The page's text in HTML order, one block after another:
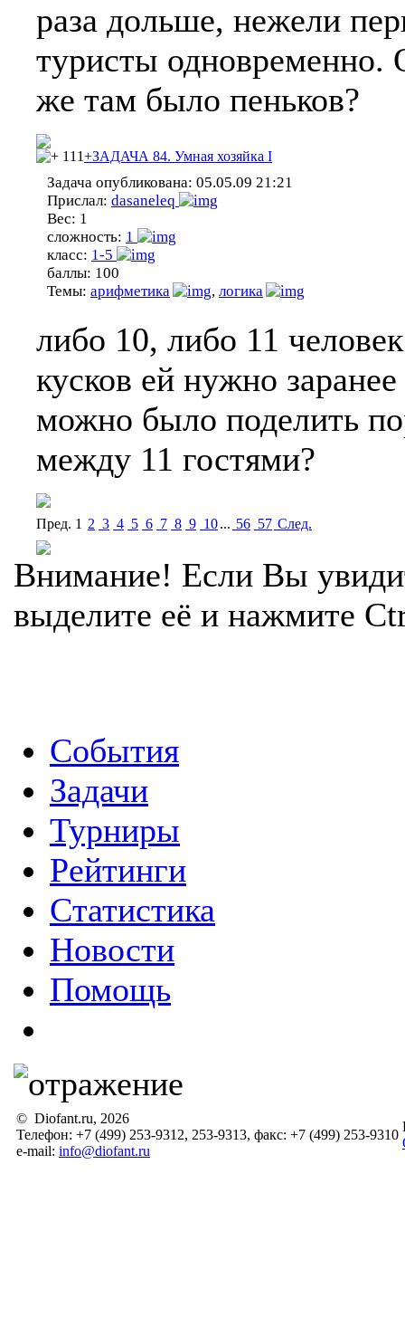
раза дольше, нежели
туристы одновременно.
же там было пеньков?
111+ЗАДАЧА 84. Умная хозяйка I
Задача опубликована: 05.05.09 21:21
Прислал: dasaneleq
Вес: 1
сложность: 1
класс: 1-5
баллы: 100
Темы: арифметика , логика
либо 10, либо 11
кусков ей нужно
можно было поделить
между 11 гостями?
Пред. 1 2 3 4 5 6 7 8 9 10... 56 57 Cлед.
Внимание! Если Вы
выделите её и нажмите
События
Задачи
Турниры
Рейтинги
Статистика
Новости
Помощь
© Diofant.ru, 2026
Телефон: +7 (499) 253-9312, 253-9313, факс: +7 (499) 253-9310
e-mail: info@diofant.ru